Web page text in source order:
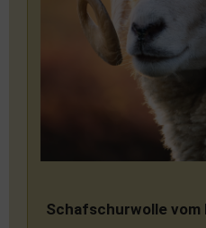
Schafschurwolle vom